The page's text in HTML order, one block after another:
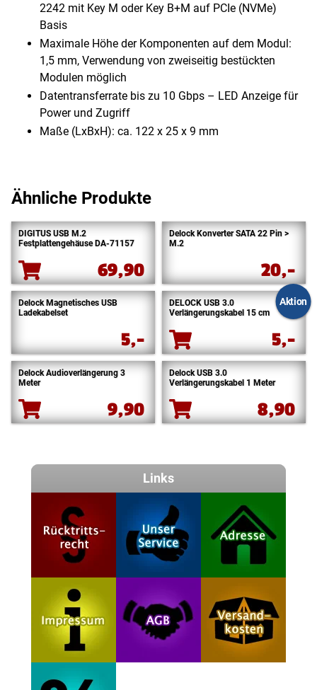
2242 mit Key M oder Key B+M auf PCIe (NVMe)
Basis
Maximale Höhe der Komponenten auf dem Modul:
1,5 mm, Verwendung von zweiseitig bestückten
Modulen möglich
Datentransferrate bis zu 10 Gbps – LED Anzeige für
Power und Zugriff
Maße (LxBxH): ca. 122 x 25 x 9 mm
Ähnliche Produkte
DIGITUS USB M.2
Festplattengehäuse DA-71157
69,90
Delock Konverter SATA 22 Pin >
M.2
20,-
Delock Magnetisches USB
Ladekabelset
5,-
Aktion
DELOCK USB 3.0
Verlängerungskabel 15 cm
5,-
Delock Audioverlängerung 3
Meter
9,90
Delock USB 3.0
Verlängerungskabel 1 Meter
8,90
Links